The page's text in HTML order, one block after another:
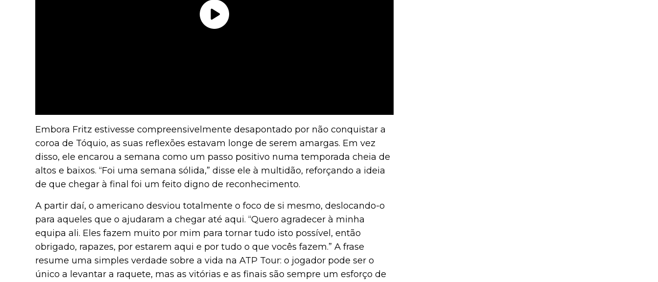
Embora Fritz estivesse compreensivelmente desapontado por não conquistar a
coroa de Tóquio, as suas reflexões estavam longe de serem amargas. Em vez
disso, ele encarou a semana como um passo positivo numa temporada cheia de
altos e baixos. “Foi uma semana sólida,” disse ele à multidão, reforçando a ideia
de que chegar à final foi um feito digno de reconhecimento.
A partir daí, o americano desviou totalmente o foco de si mesmo, deslocando-o
para aqueles que o ajudaram a chegar até aqui. “Quero agradecer à minha
equipa ali. Eles fazem muito por mim para tornar tudo isto possível, então
obrigado, rapazes, por estarem aqui e por tudo o que vocês fazem.” A frase
resume uma simples verdade sobre a vida na ATP Tour: o jogador pode ser o
único a levantar a raquete, mas as vitórias e as finais são sempre um esforço de